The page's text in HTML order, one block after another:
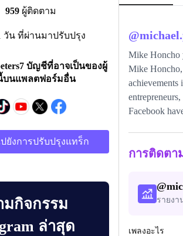
959 ผู้ติดตาม
วัน ที่ผ่านมาปรับปรุง
บัญชีที่อาจเป็นของผู้
บนแพลตฟอร์มอื่น
ปยังการปรับปรุงแทร็ก
กิจกรรม
ล่าสุด
@
Mike Honcho
Mike Honcho,
Facebook
การติดตา
@
รายง
เพลงอะไร